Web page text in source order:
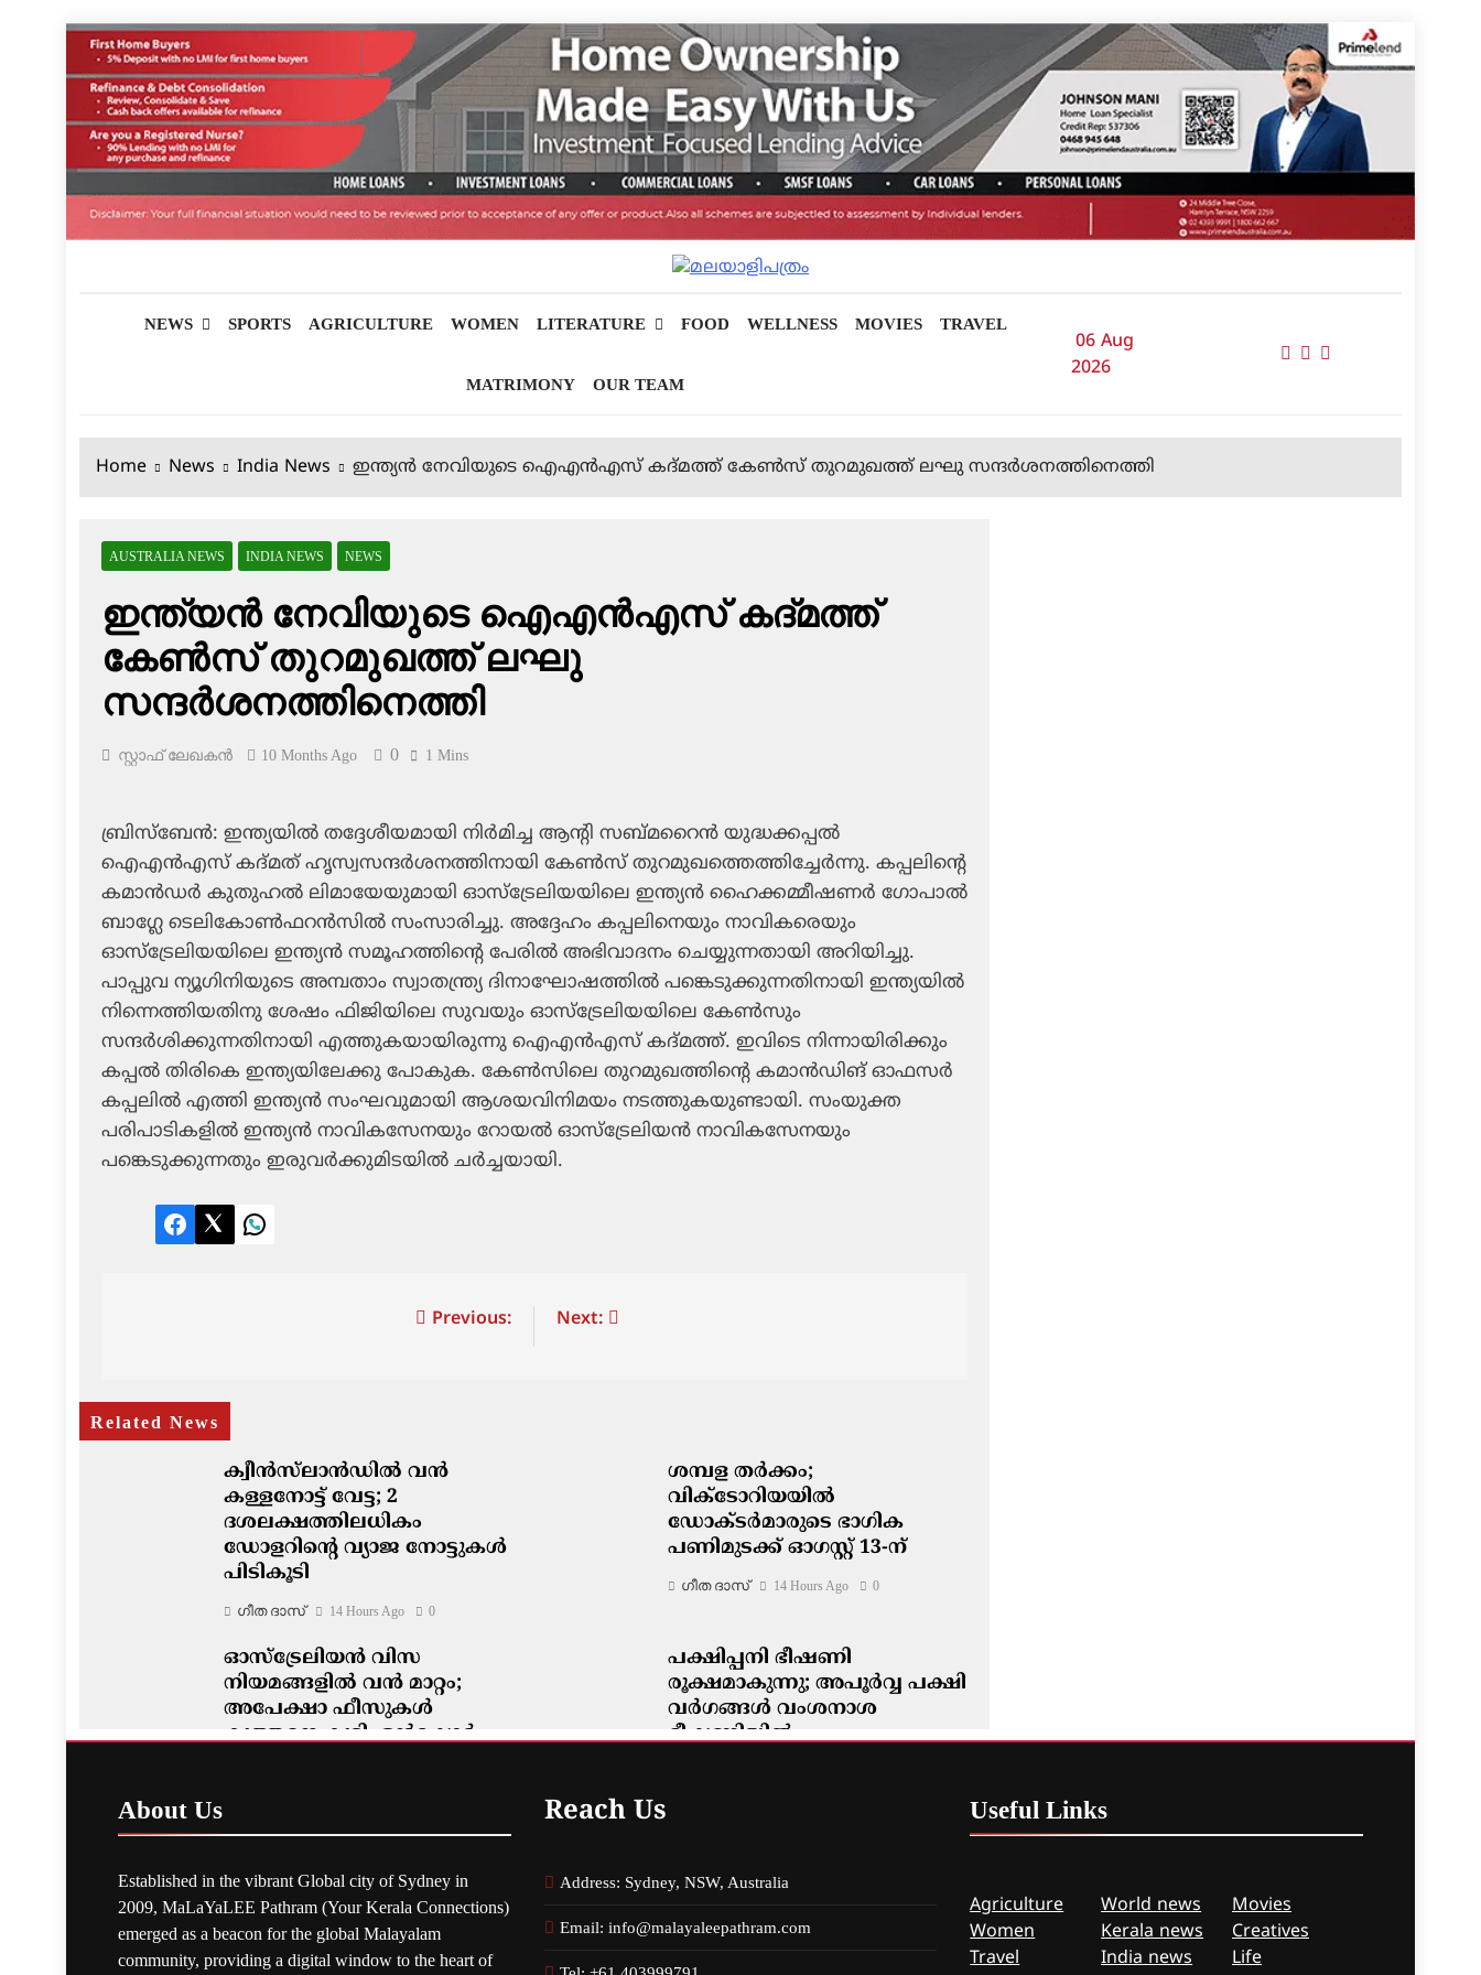
Skip
content
NEWS SPORTS AGRICULTURE WOMEN LITERATURE FOOD WELLNESS MOVIES TRAVEL
MATRIMONY OUR TEAM
06 Aug
2026
Home News India News ഇന്ത്യന്‍ നേവിയുടെ ഐഎന്‍എസ് കദ്മത്ത് കേണ്‍സ് തുറമുഖത്ത് ലഘു സന്ദര്‍ശനത്തിനെത്തി
AUSTRALIA NEWS INDIA NEWS NEWS
ഇന്ത്യന്‍ നേവിയുടെ ഐഎന്‍എസ് കദ്മത്ത്
കേണ്‍സ് തുറമുഖത്ത് ലഘു
സന്ദര്‍ശനത്തിനെത്തി
സ്റ്റാഫ് ലേഖകൻ 10 Months Ago 0 1 Mins
ബ്രിസ്‌ബേന്‍: ഇന്ത്യയില്‍ തദ്ദേശീയമായി നിര്‍മിച്ച ആന്റി സബ്മറൈന്‍ യുദ്ധക്കപ്പല്‍
ഐഎന്‍എസ് കദ്മത് ഹൃസ്വസന്ദര്‍ശനത്തിനായി കേണ്‍സ് തുറമുഖത്തെത്തിച്ചേര്‍ന്നു. കപ്പലിന്റെ
കമാന്‍ഡര്‍ കുതുഹല്‍ ലിമായേയുമായി ഓസ്‌ട്രേലിയയിലെ ഇന്ത്യന്‍ ഹൈക്കമ്മീഷണര്‍ ഗോപാല്‍
ബാഗ്ലേ ടെലികോണ്‍ഫറന്‍സില്‍ സംസാരിച്ചു. അദ്ദേഹം കപ്പലിനെയും നാവികരെയും
ഓസ്‌ട്രേലിയയിലെ ഇന്ത്യന്‍ സമൂഹത്തിന്റെ പേരില്‍ അഭിവാദനം ചെയ്യുന്നതായി അറിയിച്ചു.
പാപ്പുവ ന്യൂഗിനിയുടെ അമ്പതാം സ്വാതന്ത്ര്യ ദിനാഘോഷത്തില്‍ പങ്കെടുക്കുന്നതിനായി ഇന്ത്യയില്‍
നിന്നെത്തിയതിനു ശേഷം ഫിജിയിലെ സുവയും ഓസ്‌ട്രേലിയയിലെ കേണ്‍സും
സന്ദര്‍ശിക്കുന്നതിനായി എത്തുകയായിരുന്നു ഐഎന്‍എസ് കദ്മത്ത്. ഇവിടെ നിന്നായിരിക്കും
കപ്പല്‍ തിരികെ ഇന്ത്യയിലേക്കു പോകുക. കേണ്‍സിലെ തുറമുഖത്തിന്റെ കമാന്‍ഡിങ് ഓഫസര്‍
കപ്പലില്‍ എത്തി ഇന്ത്യന്‍ സംഘവുമായി ആശയവിനിമയം നടത്തുകയുണ്ടായി. സംയുക്ത
പരിപാടികളില്‍ ഇന്ത്യന്‍ നാവികസേനയും റോയല്‍ ഓസ്‌ട്രേലിയന്‍ നാവികസേനയും
പങ്കെടുക്കുന്നതും ഇരുവര്‍ക്കുമിടയില്‍ ചര്‍ച്ചയായി.
Facebook
TwitterLinkedIn
Previous: Next:
Related News
ക്വീൻസ്‌ലാൻഡിൽ വൻ
കള്ളനോട്ട് വേട്ട; 2
ദശലക്ഷത്തിലധികം
ഡോളറിന്റെ വ്യാജ നോട്ടുകൾ
പിടികൂടി
ഗീത ദാസ്‌ 14 Hours Ago 0
ശമ്പള തർക്കം;
വിക്ടോറിയയിൽ
ഡോക്ടർമാരുടെ ഭാഗിക
പണിമുടക്ക് ഓഗസ്റ്റ് 13-ന്
ഗീത ദാസ്‌ 14 Hours Ago 0
ഓസ്‌ട്രേലിയൻ വിസ
നിയമങ്ങളിൽ വൻ മാറ്റം;
അപേക്ഷാ ഫീസുകൾ
കുത്തനെ കൂട്ടി, ഒൻഷോർ
പക്ഷിപ്പനി ഭീഷണി
രൂക്ഷമാകുന്നു; അപൂർവ്വ പക്ഷി
വർഗങ്ങൾ വംശനാശ
ഭീഷണിയിൽ
About Us
Established in the vibrant Global city of Sydney in
2009, MaLaYaLEE Pathram (Your Kerala Connections)
emerged as a beacon for the global Malayalam
community, providing a digital window to the heart of
Reach Us
Address: Sydney, NSW, Australia
Email: info@malayaleepathram.com
UsefulLinks
Agriculture
Women
Travel
World news
Kerala news
India news
Movies
Creatives
Life